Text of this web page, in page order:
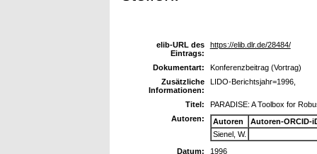
elib-URL des
Eintrags:
https://elib.dlr.de/28484/
Dokumentart:
Konferenzbeitrag (Vortrag)
Zusätzliche
Informationen:
LIDO-Berichtsjahr=1996,
Titel:
PARADISE: A Toolbox for
Autoren:
Autoren
Autoren-ORCID-
Sienel, W.
Datum:
1996